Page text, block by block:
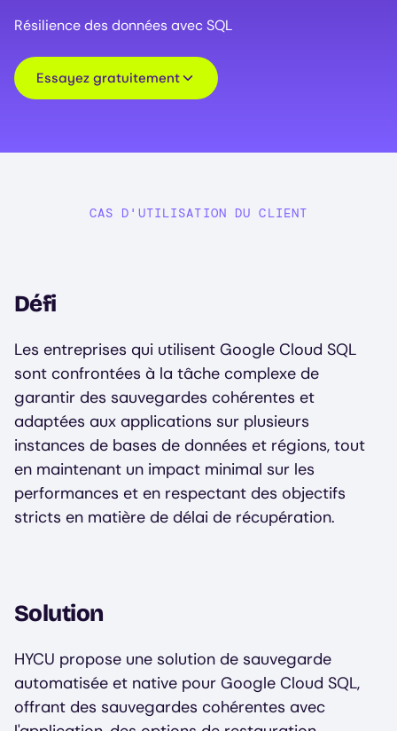
Résilience des données avec SQL
Essayez gratuitement
CAS D'UTILISATION DU CLIENT
Défi
Les entreprises qui utilisent Google Cloud SQL
sont confrontées à la tâche complexe de
garantir des sauvegardes cohérentes et
adaptées aux applications sur plusieurs
instances de bases de données et régions, tout
en maintenant un impact minimal sur les
performances et en respectant des objectifs
stricts en matière de délai de récupération.
Solution
HYCU propose une solution de sauvegarde
automatisée et native pour Google Cloud SQL,
offrant des sauvegardes cohérentes avec